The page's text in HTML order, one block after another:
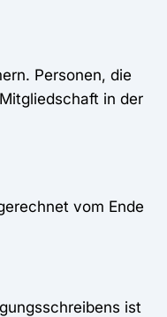
Personen, die
in der
vom Ende
ist